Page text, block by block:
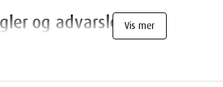
og advarsler Vis mer